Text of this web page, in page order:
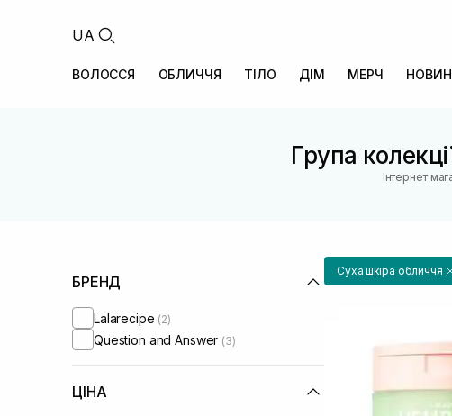
UA
ВОЛОССЯ ОБЛИЧЧЯ ТІЛО ДІМ МЕРЧ
Група
Інтернет
БРЕНД
Lalarecipe (2)
Question and Answer (3)
ЦІНА
Суха шкіра обличчя